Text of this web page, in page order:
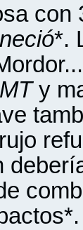
*.
MTy